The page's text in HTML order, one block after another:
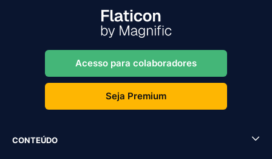
Acesso para colaboradores
Seja Premium
CONTEÚDO